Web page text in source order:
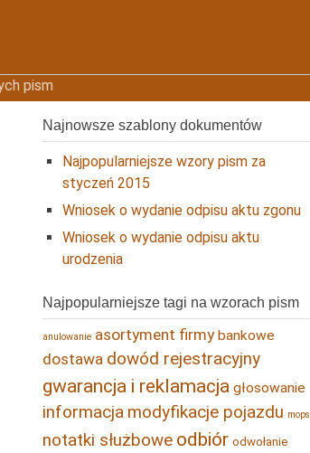
pism
Najnowsze szablony dokumentów
Najpopularniejsze wzory pism za
styczeń 2015
Wniosek o wydanie odpisu aktu zgonu
Wniosek o wydanie odpisu aktu
urodzenia
Najpopularniejsze tagi na wzorach pism
anulowanie asortyment firmy bankowe
dostawa dowód rejestracyjny
gwarancja i reklamacja głosowanie
informacja modyfikacje pojazdu mops
notatki służbowe odbiór odwołanie